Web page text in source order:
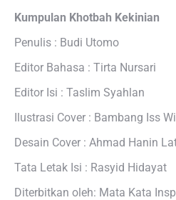
Kumpulan Khotbah Kekinian
Penulis : Budi Utomo
Editor Bahasa : Tirta Nursari
Editor Isi : Taslim Syahlan
Ilustrasi Cover : Bambang Iss
Desain Cover : Ahmad Hanin
Tata Letak Isi : Rasyid Hidayat
Diterbitkan oleh: Mata Kata